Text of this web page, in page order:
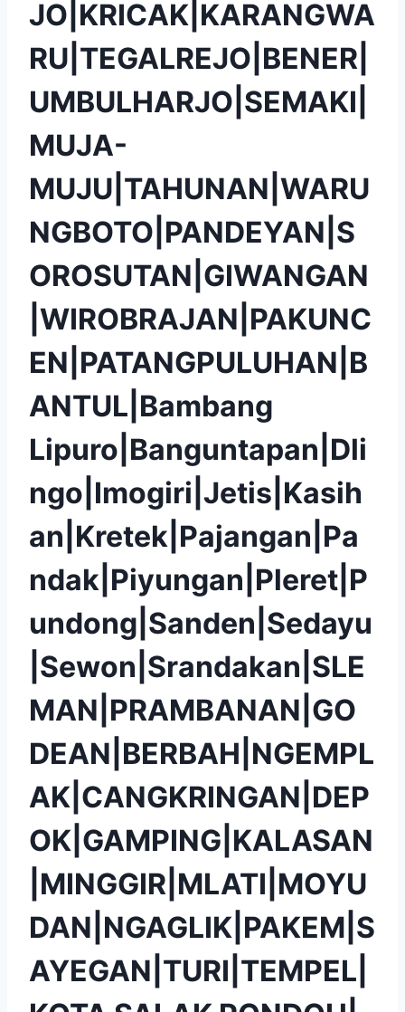
JO|KRICAK|KARANGWA
RU|TEGALREJO|BENER|
UMBULHARJO|SEMAKI|
MUJA-
MUJU|TAHUNAN|WARU
NGBOTO|PANDEYAN|S
OROSUTAN|GIWANGAN
|WIROBRAJAN|PAKUNC
EN|PATANGPULUHAN|B
ANTUL|Bambang
Lipuro|Banguntapan|Dli
ngo|Imogiri|Jetis|Kasih
an|Kretek|Pajangan|Pa
ndak|Piyungan|Pleret|P
undong|Sanden|Sedayu
|Sewon|Srandakan|SLE
MAN|PRAMBANAN|GO
DEAN|BERBAH|NGEMPL
AK|CANGKRINGAN|DEP
OK|GAMPING|KALASAN
|MINGGIR|MLATI|MOYU
DAN|NGAGLIK|PAKEM|S
AYEGAN|TURI|TEMPEL|